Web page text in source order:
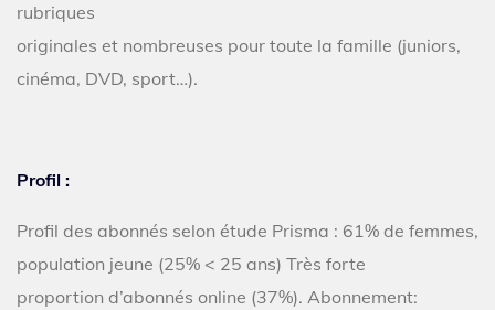
rubriques
originales et nombreuses pour toute la famille (juniors,
cinéma, DVD, sport…).
Profil :
Profil des abonnés selon étude Prisma : 61% de femmes,
population jeune (25% < 25 ans) Très forte
proportion d’abonnés online (37%). Abonnement: